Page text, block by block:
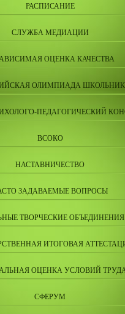
РАСПИСАНИЕ
СЛУЖБА МЕДИАЦИИ
ОЦЕНКА КАЧЕСТВА
ОЛИМПИАДА
ПЕДАГОГИЧЕСКИЙ
ВСОКО
НАСТАВНИЧЕСТВО
ЗАДАВАЕМЫЕ ВОПРОСЫ
ТВОРЧЕСКИЕ ОБЪЕДИНЕНИЯ
ИТОГОВАЯ
ОЦЕНКА УСЛОВИЙ
СФЕРУМ